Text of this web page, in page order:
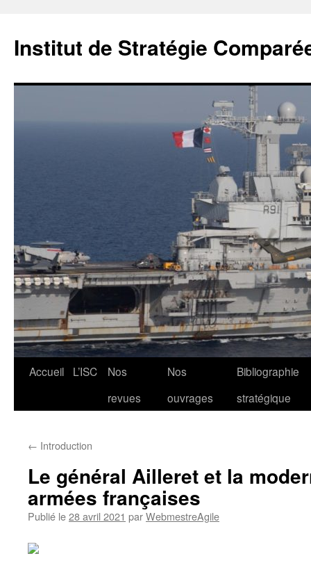
Institut de Stratégie
Aller
Accueil L’ISC
Nos
revues
Nos
ouvrages
Bibliographie
stratégique
← Introduction
Le général Ailleret et la
armées françaises
Publié le28 avril 2021 parWebmestreAgile